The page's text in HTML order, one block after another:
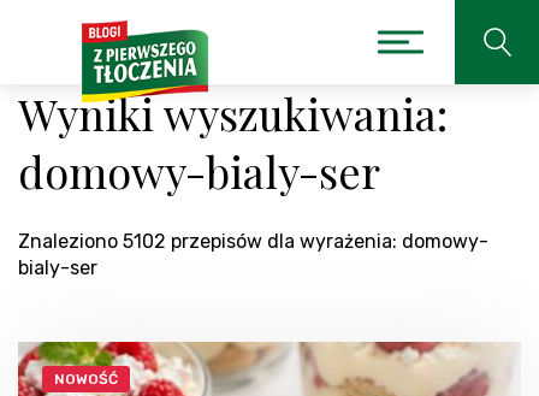
Wyniki wyszukiwania:
domowy-bialy-ser
Znaleziono 5102 przepisów dla wyrażenia: domowy-
bialy-ser
NOWOŚĆ